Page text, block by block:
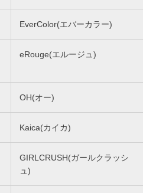
EverColor(エバーカラー)
eRouge(エルージュ)
OH(オー)
Kaica(カイカ)
GIRLCRUSH(ガールクラッシ
ュ)